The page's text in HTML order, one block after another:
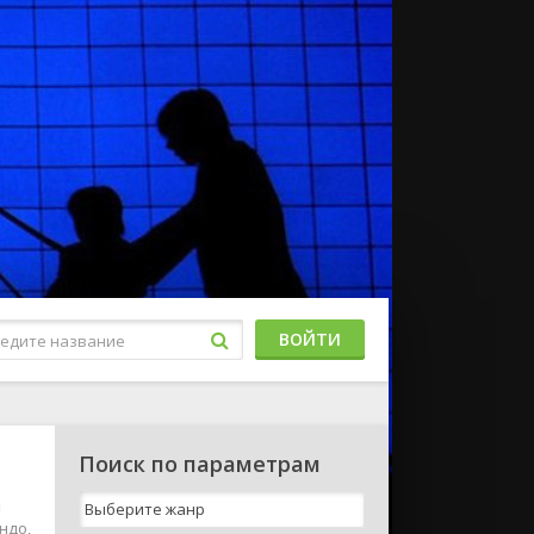
ВОЙТИ
Поиск по параметрам